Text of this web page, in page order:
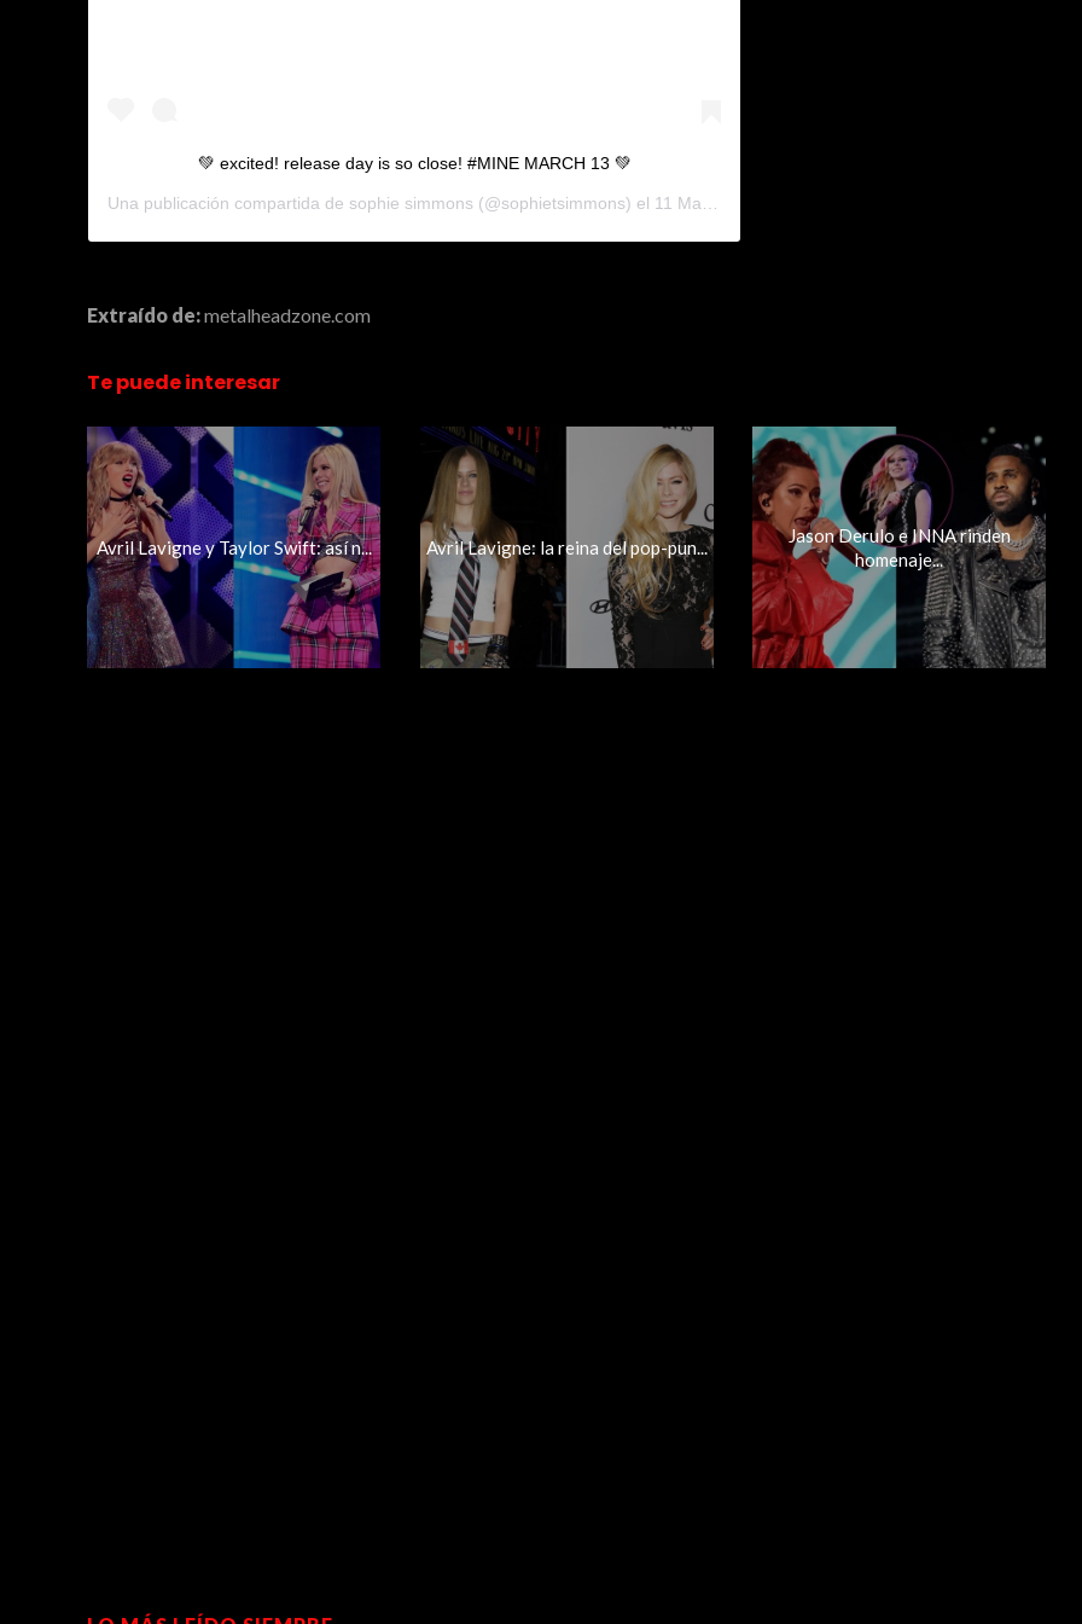
💚 excited! release day is so close! #MINE MARCH 13 💚
Una publicación compartida de sophie simmons (@sophietsimmons) el 11 Mar, 2020 a las 4:31 PDT
Extraído de:metalheadzone.com
Te puede interesar
Avril Lavigne y Taylor Swift: así n... Avril Lavigne: la reina del pop-pun...
Jason Derulo e INNA rinden
homenaje...